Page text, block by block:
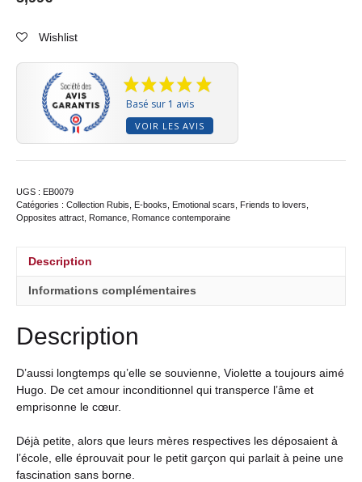
Wishlist
Basé sur 1 avis
VOIR LES AVIS
UGS : EB0079
Catégories : Collection Rubis E-books Emotional scars Friends to lovers
Opposites attract
Romance Romance contemporaine
Description
Informations complémentaires
Description
D’aussi longtemps qu’elle se souvienne, Violette a toujours aimé
Hugo. De cet amour inconditionnel qui transperce l’âme et
emprisonne le cœur.
Déjà petite, alors que leurs mères respectives les déposaient à
l’école, elle éprouvait pour le petit garçon qui parlait à peine une
fascination sans borne.